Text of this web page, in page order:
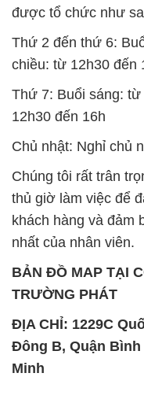
được tổ chức như
Thứ 2 đến thứ 6:
chiều: từ 12h30 đến
Thứ 7: Buổi sáng:
12h30 đến 16h
Chủ nhật: Nghỉ chủ
Chúng tôi rất trân
thủ giờ làm việc để
khách hàng và đảm
nhất của nhân viên.
BẢN ĐỒ MAP TẠI
TRƯỜNG PHÁT
ĐỊA CHỈ: 1229C
Đông B, Quận Bình
Minh